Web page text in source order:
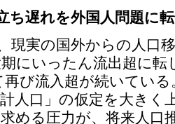
ち遅れを外国人問題に
現実の国外からの人口
にいったん流出超に
再び流入超が続いてい
人口」の仮定を大きく
める圧力が、将来人口